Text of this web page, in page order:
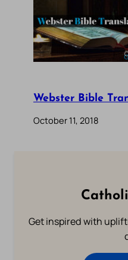
Webster Bible
October 11, 2018
Get inspired with